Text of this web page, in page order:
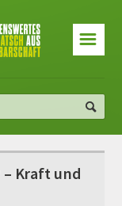
☰
Kraft und